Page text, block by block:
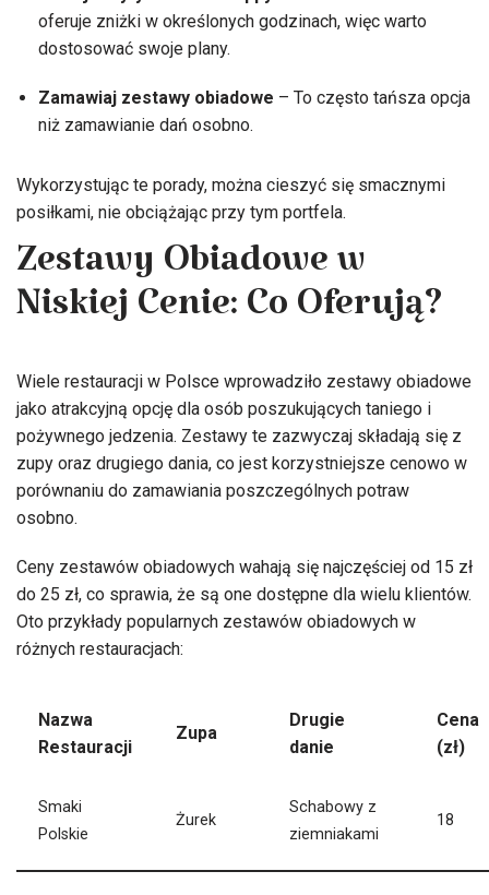
oferuje zniżki w określonych godzinach, więc warto
dostosować swoje plany.
Zamawiaj zestawy obiadowe – To często tańsza opcja
niż zamawianie dań osobno.
Wykorzystując te porady, można cieszyć się smacznymi
posiłkami, nie obciążając przy tym portfela.
Zestawy Obiadowe w
Niskiej Cenie: Co Oferują?
Wiele restauracji w Polsce wprowadziło zestawy obiadowe
jako atrakcyjną opcję dla osób poszukujących taniego i
pożywnego jedzenia. Zestawy te zazwyczaj składają się z
zupy oraz drugiego dania, co jest korzystniejsze cenowo w
porównaniu do zamawiania poszczególnych potraw
osobno.
Ceny zestawów obiadowych wahają się najczęściej od 15 zł
do 25 zł, co sprawia, że są one dostępne dla wielu klientów.
Oto przykłady popularnych zestawów obiadowych w
różnych restauracjach:
Nazwa
Restauracji
Zupa
Drugie
danie
Cena
(zł)
Smaki
Polskie
Żurek
Schabowy z
ziemniakami
18